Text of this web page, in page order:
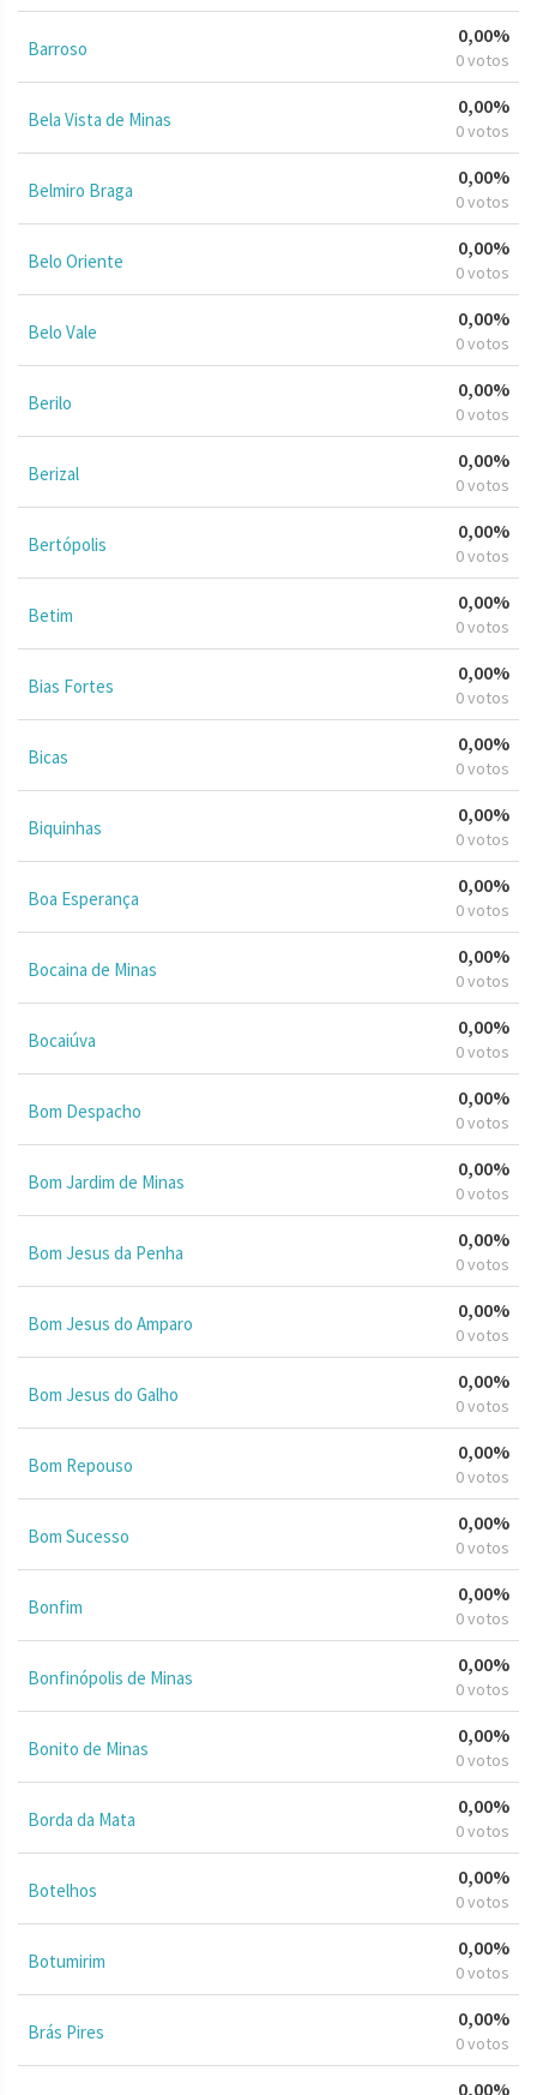
Barroso
0,00%
0 votos
Bela Vista de Minas
0,00%
0 votos
Belmiro Braga
0,00%
0 votos
Belo Oriente
0,00%
0 votos
Belo Vale
0,00%
0 votos
Berilo
0,00%
0 votos
Berizal
0,00%
0 votos
Bertópolis
0,00%
0 votos
Betim
0,00%
0 votos
Bias Fortes
0,00%
0 votos
Bicas
0,00%
0 votos
Biquinhas
0,00%
0 votos
Boa Esperança
0,00%
0 votos
Bocaina de Minas
0,00%
0 votos
Bocaiúva
0,00%
0 votos
Bom Despacho
0,00%
0 votos
Bom Jardim de Minas
0,00%
0 votos
Bom Jesus da Penha
0,00%
0 votos
Bom Jesus do Amparo
0,00%
0 votos
Bom Jesus do Galho
0,00%
0 votos
Bom Repouso
0,00%
0 votos
Bom Sucesso
0,00%
0 votos
Bonfim
0,00%
0 votos
Bonfinópolis de Minas
0,00%
0 votos
Bonito de Minas
0,00%
0 votos
Borda da Mata
0,00%
0 votos
Botelhos
0,00%
0 votos
Botumirim
0,00%
0 votos
Brás Pires
0,00%
0 votos
0,00%